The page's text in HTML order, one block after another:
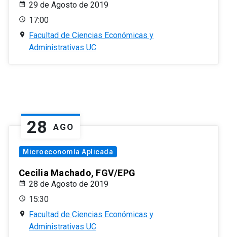
29 de Agosto de 2019
17:00
Facultad de Ciencias Económicas y
Administrativas UC
28 AGO
Microeconomía Aplicada
Cecilia Machado, FGV/EPG
28 de Agosto de 2019
15:30
Facultad de Ciencias Económicas y
Administrativas UC